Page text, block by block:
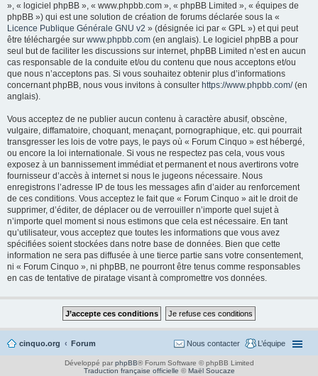
», « logiciel phpBB », « www.phpbb.com », « phpBB Limited », « équipes de
phpBB ») qui est une solution de création de forums déclarée sous la «
Licence Publique Générale GNU v2 » (désignée ici par « GPL ») et qui peut
être téléchargée sur www.phpbb.com (en anglais). Le logiciel phpBB a pour
seul but de faciliter les discussions sur internet, phpBB Limited n’est en aucun
cas responsable de la conduite et/ou du contenu que nous acceptons et/ou
que nous n’acceptons pas. Si vous souhaitez obtenir plus d’informations
concernant phpBB, nous vous invitons à consulter https://www.phpbb.com/(en
anglais).
Vous acceptez de ne publier aucun contenu à caractère abusif, obscène,
vulgaire, diffamatoire, choquant, menaçant, pornographique, etc. qui pourrait
transgresser les lois de votre pays, le pays où « Forum Cinquo » est hébergé,
ou encore la loi internationale. Si vous ne respectez pas cela, vous vous
exposez à un bannissement immédiat et permanent et nous avertirons votre
fournisseur d’accès à internet si nous le jugeons nécessaire. Nous
enregistrons l’adresse IP de tous les messages afin d’aider au renforcement
de ces conditions. Vous acceptez le fait que « Forum Cinquo » ait le droit de
supprimer, d’éditer, de déplacer ou de verrouiller n’importe quel sujet à
n’importe quel moment si nous estimons que cela est nécessaire. En tant
qu’utilisateur, vous acceptez que toutes les informations que vous avez
spécifiées soient stockées dans notre base de données. Bien que cette
information ne sera pas diffusée à une tierce partie sans votre consentement,
ni « Forum Cinquo », ni phpBB, ne pourront être tenus comme responsables
en cas de tentative de piratage visant à compromettre vos données.
cinquo.org Forum L’équipe
Nous contacter
Développé par phpBB® Forum Software © phpBB Limited
Traduction française officielle ©Maël Soucaze